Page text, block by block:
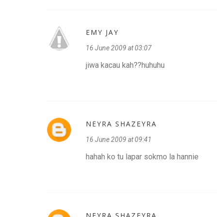
EMY JAY
16 June 2009 at 03:07
jiwa kacau kah??huhuhu
NEYRA SHAZEYRA
16 June 2009 at 09:41
hahah ko tu lapar sokmo la hannie